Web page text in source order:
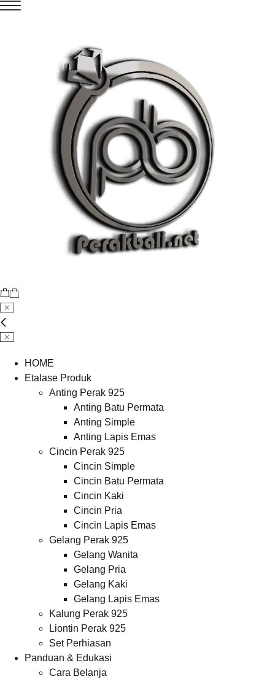
HOME
Etalase Produk
Anting Perak 925
Anting Batu Permata
Anting Simple
Anting Lapis Emas
Cincin Perak 925
Cincin Simple
Cincin Batu Permata
Cincin Kaki
Cincin Pria
Cincin Lapis Emas
Gelang Perak 925
Gelang Wanita
Gelang Pria
Gelang Kaki
Gelang Lapis Emas
Kalung Perak 925
Liontin Perak 925
Set Perhiasan
Panduan & Edukasi
Cara Belanja